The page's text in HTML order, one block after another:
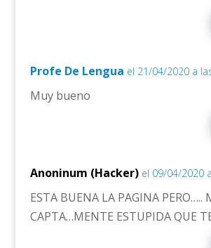
Profe De Lengua el 21/04/2020 a
Muy bueno
Anoninum (Hacker) el 09/04/2020
ESTA BUENA LA PAGINA PERO…..
CAPTA…MENTE ESTUPIDA QUE